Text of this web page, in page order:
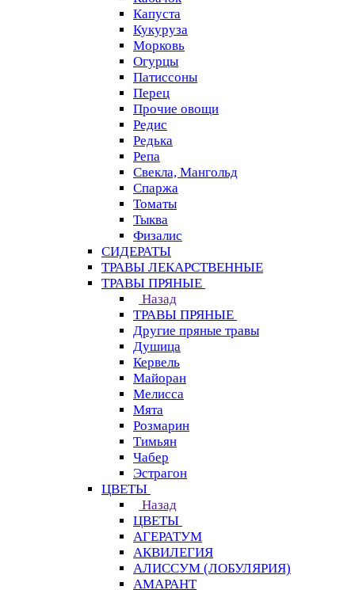
Капуста
Кукуруза
Морковь
Огурцы
Патиссоны
Перец
Прочие овощи
Редис
Редька
Репа
Свекла, Мангольд
Спаржа
Томаты
Тыква
Физалис
СИДЕРАТЫ
ТРАВЫ ЛЕКАРСТВЕННЫЕ
ТРАВЫ ПРЯНЫЕ
Назад
ТРАВЫ ПРЯНЫЕ
Другие пряные травы
Душица
Кервель
Майоран
Мелисса
Мята
Розмарин
Тимьян
Чабер
Эстрагон
ЦВЕТЫ
Назад
ЦВЕТЫ
АГЕРАТУМ
АКВИЛЕГИЯ
АЛИССУМ (ЛОБУЛЯРИЯ)
АМАРАНТ